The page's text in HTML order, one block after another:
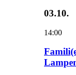
03.10.
14:00